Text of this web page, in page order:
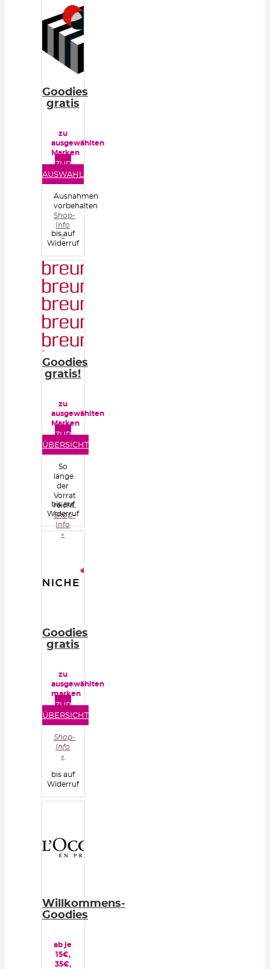
Goodies
gratis
zu
ausgewählten
Marken
mit
MBW
ZUR
AUSWAHL
Ausnahmen
vorbehalten
Shop-
Info
»
bis auf
Widerruf
Goodies
gratis!
zu
ausgewählten
Marken
ZUR
ÜBERSICHT
So
lange
der
Vorrat
reicht.
Shop-
Info
»
bis auf
Widerruf
Goodies
gratis
zu
ausgewählten
marken
ZUR
ÜBERSICHT
Shop-
Info
»
bis auf
Widerruf
Willkommens-
Goodies
ab je
15€,
35€,